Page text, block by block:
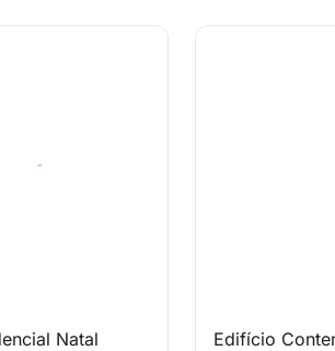
Natal Edifício